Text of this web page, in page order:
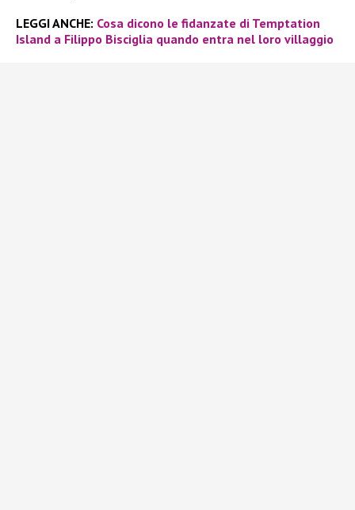
LEGGI ANCHE: Cosa dicono le fidanzate di Temptation
Island a Filippo Bisciglia quando entra nel loro villaggio